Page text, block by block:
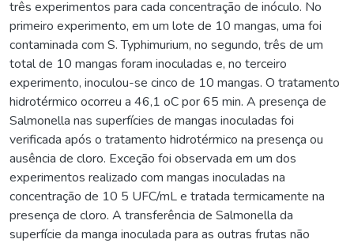
três experimentos para cada concentração de inóculo. No
primeiro experimento, em um lote de 10 mangas, uma foi
contaminada com S. Typhimurium, no segundo, três de um
total de 10 mangas foram inoculadas e, no terceiro
experimento, inoculou-se cinco de 10 mangas. O tratamento
hidrotérmico ocorreu a 46,1 oC por 65 min. A presença de
Salmonella nas superfícies de mangas inoculadas foi
verificada após o tratamento hidrotérmico na presença ou
ausência de cloro. Exceção foi observada em um dos
experimentos realizado com mangas inoculadas na
concentração de 10 5 UFC/mL e tratada termicamente na
presença de cloro. A transferência de Salmonella da
superfície da manga inoculada para as outras frutas não